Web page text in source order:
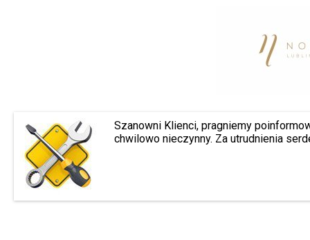
Szanowni Klienci, pragniemy
chwilowo nieczynny. Za utrudnienia